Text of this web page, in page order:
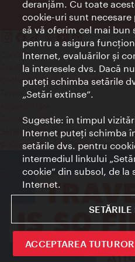
Contact
Credits
Declaraţie privind protecţia datelor
Terms of Use
Contact presa
Setări module cookie
© Copyright Wien Tourismus
deranjăm. Cu toate
cookie-uri sunt
să vă oferim cel mai bun
pentru a asigura
Internet, evaluărilor şi
la interesele dvs. Dacă
puteţi schimba setările
„Setări extinse“.
Sugestie: în timpul
Internet puteţi schimba
setările dvs. pentru
intermediul linkului
cookie“ din subsol, de la
Internet.
SETĂRILE
ACCEPTAREA